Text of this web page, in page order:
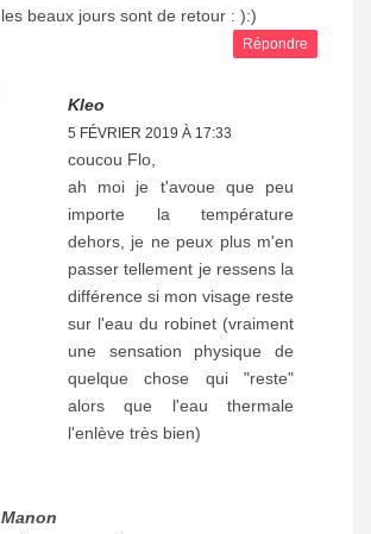
les beaux jours sont de retour : ):)
Répondre
Kleo
5 FÉVRIER 2019 À 17:33
coucou Flo,
ah moi je t'avoue que peu
importe la température
dehors, je ne peux plus m'en
passer tellement je ressens la
différence si mon visage reste
sur l'eau du robinet (vraiment
une sensation physique de
quelque chose qui "reste"
alors que l'eau thermale
l'enlève très bien)
Manon